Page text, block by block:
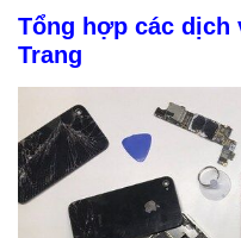
Tổng hợp các dịch
Trang